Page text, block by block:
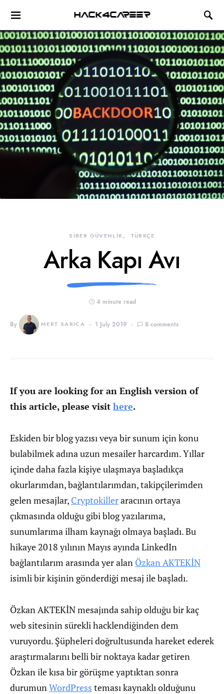
Hack4Career
SİBER GÜVENLİK TÜRKÇE
Arka Kapı Avı
4 minute read
By MERT SARICA 1 July 2019 8 comments
If you are looking for an English version of
this article, please visit here.
Eskiden bir blog yazısı veya bir sunum için konu
bulabilmek adına uzun mesailer harcardım. Yıllar
içinde daha fazla kişiye ulaşmaya başladıkça
okurlarımdan, bağlantılarımdan, takipçilerimden
gelen mesajlar, Cryptokilleraracının ortaya
çıkmasında olduğu gibi blog yazılarıma,
sunumlarıma ilham kaynağı olmaya başladı. Bu
hikaye 2018 yılının Mayıs ayında LinkedIn
bağlantılarım arasında yer alan Özkan AKTEKİN
isimli bir kişinin gönderdiği mesaj ile başladı.
Özkan AKTEKİN mesajında sahip olduğu bir kaç
web sitesinin sürekli hacklendiğinden dem
vuruyordu. Şüpheleri doğrultusunda hareket ederek
araştırmalarını belli bir noktaya kadar getiren
Özkan ile kısa bir görüşme yaptıktan sonra
durumunWordPress teması kaynaklı olduğunu